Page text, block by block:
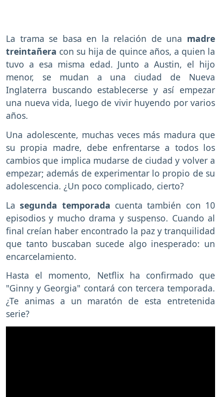
La trama se basa en la relación de una madre
treintañera con su hija de quince años, a quien la
tuvo a esa misma edad. Junto a Austin, el hijo
menor, se mudan a una ciudad de Nueva
Inglaterra buscando establecerse y así empezar
una nueva vida, luego de vivir huyendo por varios
años.
Una adolescente, muchas veces más madura que
su propia madre, debe enfrentarse a todos los
cambios que implica mudarse de ciudad y volver a
empezar; además de experimentar lo propio de su
adolescencia. ¿Un poco complicado, cierto?
Lasegunda temporada cuenta también con 10
episodios y mucho drama y suspenso. Cuando al
final creían haber encontrado la paz y tranquilidad
que tanto buscaban sucede algo inesperado: un
encarcelamiento.
Hasta el momento, Netflix ha confirmado que
"Ginny y Georgia" contará con tercera temporada.
¿Te animas a un maratón de esta entretenida
serie?